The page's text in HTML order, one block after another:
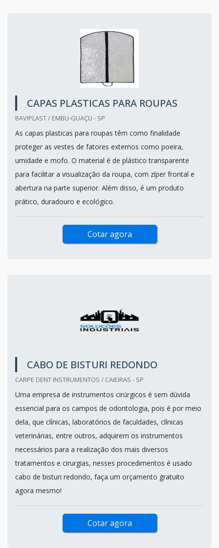
CAPAS PLASTICAS PARA ROUPAS
BAVIPLAST / EMBU-GUAÇU - SP
As capas plasticas para roupas têm como finalidade
proteger as vestes de fatores externos como poeira,
umidade e mofo. O material é de plástico transparente
para facilitar a visualização da roupa, com zíper frontal e
abertura na parte superior. Além disso, é um produto
prático, duradouro e ecológico.
Cotar agora
CABO DE BISTURI REDONDO
CARPE DENT INSTRUMENTOS / CAIEIRAS - SP
Uma empresa de instrumentos cirúrgicos é sem dúvida
essencial para os campos de odontologia, pois é por meio
dela, que clínicas, laboratórios de faculdades, clínicas
veterinárias, entre outros, adquirem os instrumentos
necessários para a realização dos mais diversos
tratamentos e cirurgias, nesses procedimentos é usado
cabo de bisturi redondo, faça um orçamento gratuito
agora mesmo!
Cotar agora